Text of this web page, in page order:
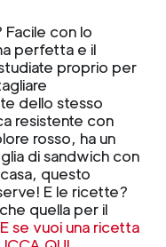
Facile con lo
perfetta e il
proprio per
dello stesso
resistente con
rosso, ha un
di sandwich con
questo
E le ricette?
quella per il
E se vuoi una ricetta